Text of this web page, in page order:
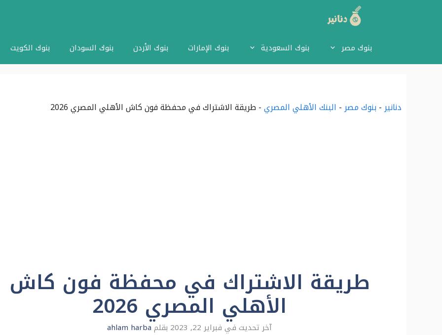
بنوك مصر بنوك السعودية بنوك الإمارات بنوك الأردن بنوك السودان بنوك الكويت
دنانير-بنوك مصر- البنك الأهلي المصري- طريقة الاشتراك في محفظة فون كاش الأهلي المصري 2026
طريقة الاشتراك في محفظة فون كاش
الأهلي المصري 2026
فبراير 22, 2023 بقلم ahlam harba